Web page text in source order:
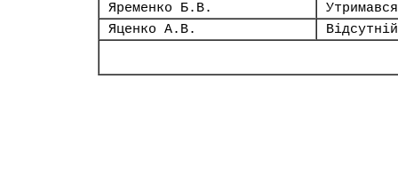
Яременко Б.В.
Утримався
Яценко А.В.
Відсутній